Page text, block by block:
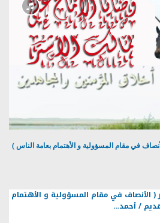
في مقام المسؤولية و الأهتمام بعامة الناس )
( الأنصاف في مقام المسؤولية و الأهتمام